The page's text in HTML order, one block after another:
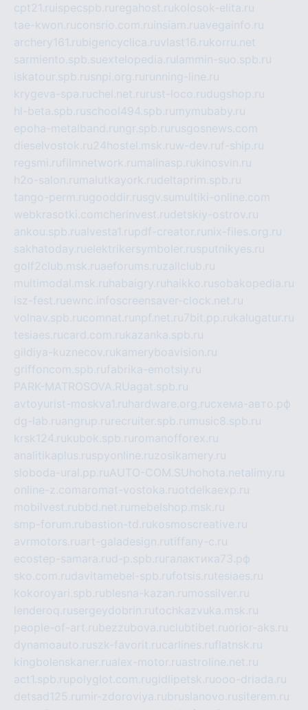
cpt21.ru ispecspb.ru regahost.rukolosok-elita.ru
tae-kwon.ruconsrio.com.ru insiam.ruavegainfo.ru
archery161.rubigencyclica.ruvlast16.rukorru.net
sarmiento.spb.suextelopedia.ru lammin-suo.spb.ru
iskatour.spb.rusnpi.org.ru running-line.ru
krygeva-spa.ruchel.net.ru rust-loco.rudugshop.ru
hl-beta.spb.ruschool494.spb.ru mymubaby.ru
epoha-metalband.ru ngr.spb.ru rusgosnews.com
dieselvostok.ru24hostel.msk.ruw-dev.ruf-ship.ru
regsmi.rufilmnetwork.ru malinasp.rukinosvin.ru
h2o-salon.ru malutkayork.rudeltaprim.spb.ru
tango-perm.rugooddir.rusgv.su multiki-online.com
webkrasotki.comcherinvest.rudetskiy-ostrov.ru
ankou.spb.rualvesta1.rupdf-creator.ru nix-files.org.ru
sakhatoday.ruelektrikersymboler.rusputnikyes.ru
golf2club.msk.ruaeforums.ruzallclub.ru
multimodal.msk.ru habaigry.ru haikko.rusobakopedia.ru
isz-fest.ruewnc.infoscreensaver-clock.net.ru
volnav.spb.rucomnat.ru npf.net.ru7bit.pp.rukalugatur.ru
tesiaes.rucard.com.rukazanka.spb.ru
gildiya-kuznecov.rukameryboavision.ru
griffoncom.spb.rufabrika-emotsiy.ru
PARK-MATROSOVA.RUagat.spb.ru
avtoyurist-moskva1.ru hardware.org.ruсхема-авто.рф
dg-lab.ruangrup.ru recruiter.spb.ru music8.spb.ru
krsk124.rukubok.spb.ru romanofforex.ru
analitikaplus.ruspyonline.ruzosikamery.ru
sloboda-ural.pp.ruAUTO-COM.SU hohota.netalimy.ru
online-z.comaromat-vostoka.ruotdelkaexp.ru
mobilvest.rubbd.net.ru mebelshop.msk.ru
smp-forum.rubastion-td.rukosmoscreative.ru
avrmotors.ruart-galadesign.rutiffany-c.ru
ecostep-samara.rud-p.spb.ru галактика73.рф
sko.com.rudavitamebel-spb.rufotsis.rutesiaes.ru
kokoroyari.spb.rublesna-kazan.ru mossilver.ru
lenderoq.rusergeydobrin.rutochkazvuka.msk.ru
people-of-art.rubezzubova.ruclubtibet.ruorior-aks.ru
dynamoauto.ruszk-favorit.rucarlines.ruflatnsk.ru
kingbolenskaner.rualex-motor.ruastroline.net.ru
act1.spb.rupolyglot.com.rugidlipetsk.ruooo-driada.ru
detsad125.ru mir-zdoroviya.rubruslanovo.rusiterem.ru